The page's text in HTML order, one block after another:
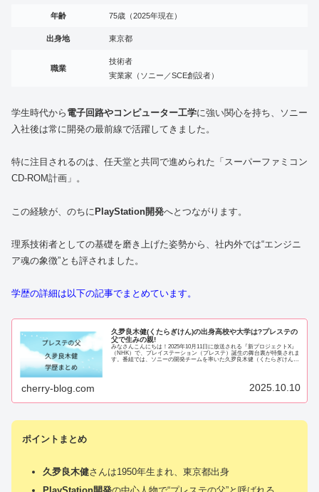
年齢 75歳（2025年現在）
出身地 東京都
職業
技術者
実業家（ソニー／SCE創設者）
学生時代から 電子回路やコンピューター工学に強い関心を持ち、ソニー
入社後は常に開発の最前線で活躍してきました。
特に注目されるのは、任天堂と共同で進められた「スーパーファミコン
CD-ROM計画」。
この経験が、のちにPlayStation開発へとつながります。
理系技術者としての基礎を磨き上げた姿勢から、社内外では“エンジニ
ア魂の象徴”とも評されました。
学歴の詳細は以下の記事でまとめています。
久夛良木健(くたらぎけん)の出身高校や大学は?プレステの
父で生みの親!
みなさんこんにちは！2025年10月11日に放送される『新プロジェクトX』
（NHK）で、プレイステーション（プレステ）誕生の舞台裏が特集されま
す。番組では、ソニーの開発チームを率いた久夛良木健（くたらぎけん）
cherry-blog.com 2025.10.10
ポイントまとめ
久夛良木健さんは1950年生まれ、東京都出身